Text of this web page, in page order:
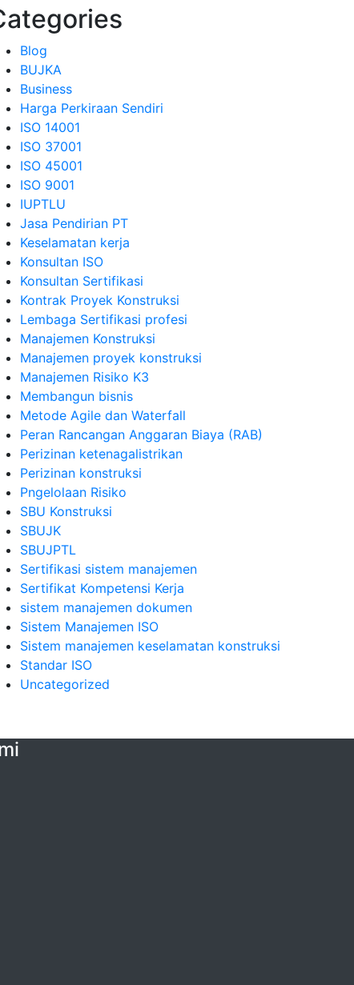
Blog
BUJKA
Business
Harga Perkiraan Sendiri
ISO 14001
ISO 37001
ISO 45001
ISO 9001
IUPTLU
Jasa Pendirian PT
Keselamatan kerja
Konsultan ISO
Konsultan Sertifikasi
Kontrak Proyek Konstruksi
Lembaga Sertifikasi profesi
Manajemen Konstruksi
Manajemen proyek konstruksi
Manajemen Risiko K3
Membangun bisnis
Metode Agile dan Waterfall
Peran Rancangan Anggaran Biaya (RAB)
Perizinan ketenagalistrikan
Perizinan konstruksi
Pngelolaan Risiko
SBU Konstruksi
SBUJK
SBUJPTL
Sertifikasi sistem manajemen
Sertifikat Kompetensi Kerja
sistem manajemen dokumen
Sistem Manajemen ISO
Sistem manajemen keselamatan konstruksi
Standar ISO
Uncategorized